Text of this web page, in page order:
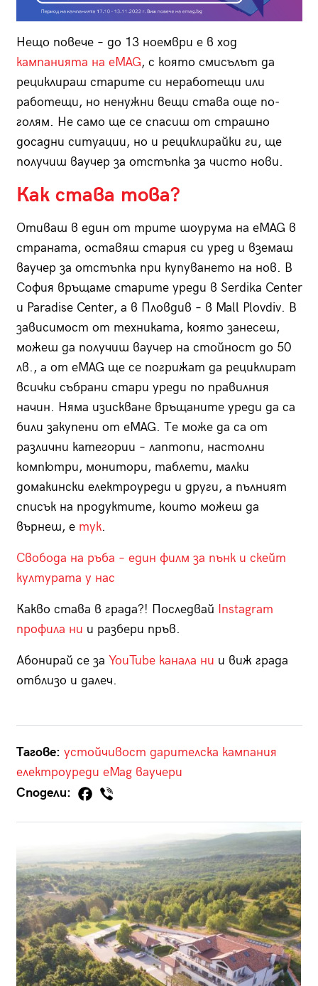
Нещо повече – до 13 ноември е в ход
кампанията на еMAG, с която смисълът да
рециклираш старите си неработещи или
работещи, но ненужни вещи става още по-
голям. Не само ще се спасиш от страшно
досадни ситуации, но и рециклирайки ги, ще
получиш ваучер за отстъпка за чисто нови.
Как става това?
Отиваш в един от трите шоурума на еMAG в
страната, оставяш стария си уред и вземаш
ваучер за отстъпка при купуването на нов. В
София връщаме старите уреди в Serdika Center
и Paradise Center, а в Пловдив – в Mall Plovdiv. В
зависимост от техниката, която занесеш,
можеш да получиш ваучер на стойност до 50
лв., а от eMAG ще се погрижат да рециклират
всички събрани стари уреди по правилния
начин. Няма изискване връщаните уреди да са
били закупени от eMAG. Те може да са от
различни категории – лаптопи, настолни
компютри, монитори, таблети, малки
домакински електроуреди и други, а пълният
списък на продуктите, които можеш да
върнеш, е тук.
Свобода на ръба – един филм за пънк и скейт
културата у нас
Какво става в града?! Последвай Instagram
профила ни и разбери пръв.
Абонирай се за YouTube канала ни и виж града
отблизо и далеч.
Тагове: устойчивост дарителска кампания
електроуреди eMag ваучери
Сподели: